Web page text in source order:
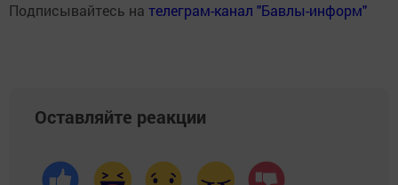
Подписывайтесь на телеграм-канал "Бавлы-информ"
Оставляйте реакции